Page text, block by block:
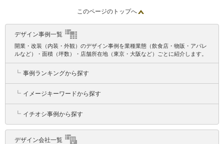
このページのトップへ
デザイン事例一覧
開業・改装（内装・外観）のデザイン事例を業種業態（飲食店・物販・アパレ
ルなど）・面積（坪数）・店舗所在地（東京・大阪など）ごとに紹介します。
┗ 事例ランキングから探す
┗ イメージキーワードから探す
┗ イチオシ事例から探す
デザイン会社一覧